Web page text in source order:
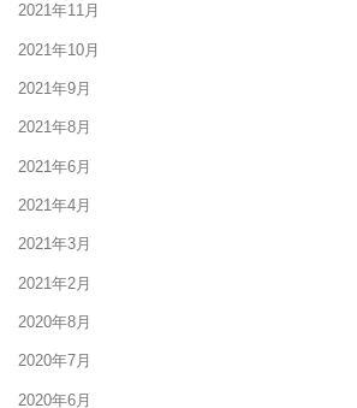
2021年11月
2021年10月
2021年9月
2021年8月
2021年6月
2021年4月
2021年3月
2021年2月
2020年8月
2020年7月
2020年6月